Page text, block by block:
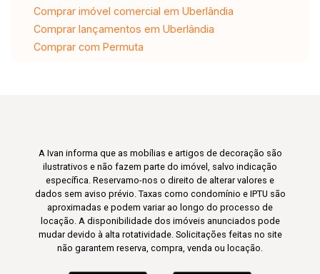
Comprar imóvel comercial em Uberlândia
Comprar lançamentos em Uberlândia
Comprar com Permuta
A Ivan informa que as mobílias e artigos de decoração são
ilustrativos e não fazem parte do imóvel, salvo indicação
específica. Reservamo-nos o direito de alterar valores e
dados sem aviso prévio. Taxas como condomínio e IPTU são
aproximadas e podem variar ao longo do processo de
locação. A disponibilidade dos imóveis anunciados pode
mudar devido à alta rotatividade. Solicitações feitas no site
não garantem reserva, compra, venda ou locação.